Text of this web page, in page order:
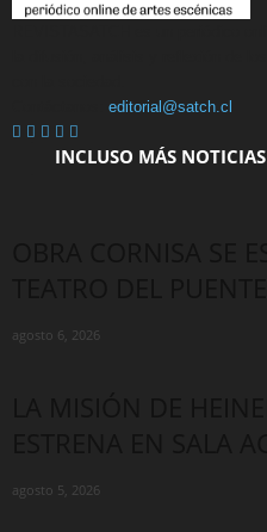
editorial@satch.cl
INCLUSO MÁS NOTICIAS
agosto 6, 2026
agosto 5, 2026